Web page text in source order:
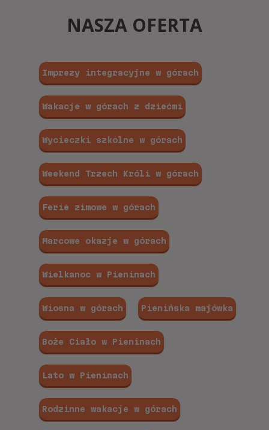
NASZA OFERTA
Imprezy integracyjne w górach
Wakacje w górach z dziećmi
Wycieczki szkolne w górach
Weekend Trzech Króli w górach
Ferie zimowe w górach
Marcowe okazje w górach
Wielkanoc w Pieninach
Wiosna w górach Pienińska majówka
Boże Ciało w Pieninach
Lato w Pieninach
Rodzinne wakacje w górach